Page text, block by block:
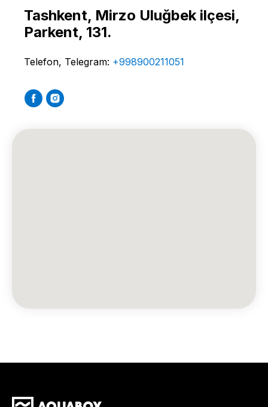
Tashkent, Mirzo Uluğbek ilçesi,
Parkent, 131.
Telefon, Telegram: +998900211051